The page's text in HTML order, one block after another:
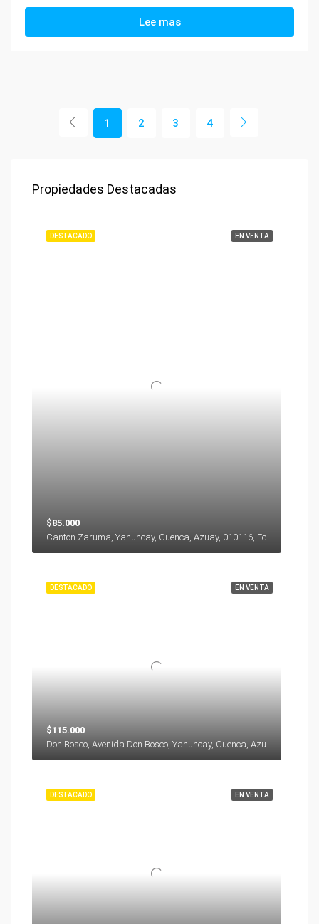
Lee mas
1 2 3 4
Propiedades Destacadas
EN VENTA
DESTACADO
$85.000
Canton Zaruma, Yanuncay, Cuenca, Azuay, 010116, Ecuador
EN VENTA
DESTACADO
$115.000
EN VENTA
DESTACADO